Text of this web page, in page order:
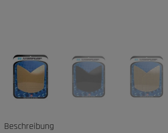
Beschreibung